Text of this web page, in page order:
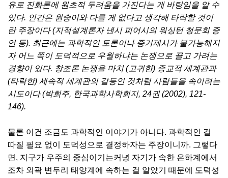
유로 진화론에 원초적 두려움을 가진다는 게 바탕임을 알 수
있다. 인간은 원숭이와 다를 게 없다고 생각해 타락할 것이
란 주장이다 (지적설계론자 낸시 피어시의 워싱턴 청문회 증
언 등). 최근에는 과학적인 토론이나 증거제시가 불가능해지
자 어느 쪽이 도덕적으로 우월하냐는 논쟁으로 끌고 가려는
경향이 있다. 창조론 논쟁을 마치 (고귀한) 종교적 세계관과
(타락한) 세속적 세계관의 갈등인 것처럼 사람들을 속이려는
시도이다 (박희주, 한국과학사학회지, 24권 (2002), 121-
146).
물론 이건 조금도 과학적인 이야기가 아니다. 과학적인 걸
따질 필요 없이 도덕성으로 결정하자는 주장이니까. 그렇다
면, 지구가 우주의 중심이기는커녕 자기가 속한 은하계에서
조차 외곽 변두리 태양계에 속하는 걸 알았기 때문에 도덕성